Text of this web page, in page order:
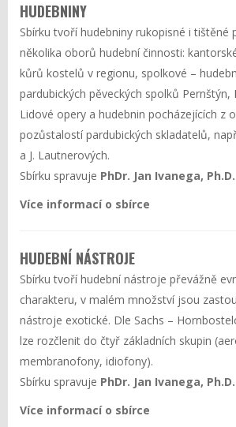
HUDEBNINY
Sbírku tvoří hudebniny rukopisné i tištěné
několika oborů hudební činnosti:
kůrů kostelů v regionu, spolkové –
pardubických pěveckých spolků Pernštýn,
Lidové opery a hudebnin pocházejících z
pozůstalostí pardubických skladatelů,
a J. Lautnerových.
Sbírku spravuje PhDr. Jan Ivanega, Ph.D.
Více informací o sbírce
HUDEBNÍ NÁSTROJE
Sbírku tvoří hudební nástroje převážně
charakteru, v malém množství jsou
nástroje exotické. Dle Sachs –
lze rozčlenit do čtyř základních skupin
membranofony, idiofony).
Sbírku spravuje PhDr. Jan Ivanega, Ph.D.
Více informací o sbírce